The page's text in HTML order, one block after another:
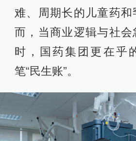
难、周期长的儿童药
而，当商业逻辑与社会
时，国药集团更在乎
笔“民生账”。